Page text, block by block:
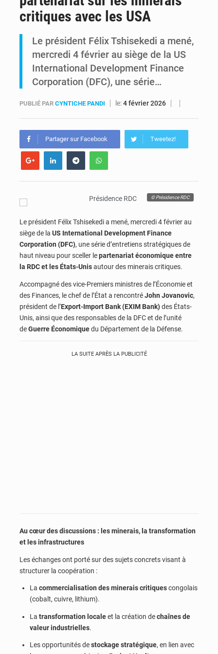
Ebola Bundibugyo : Tshisekedi mobilise le Gouvernement, l’OMS et Africa CDC pour renforcer la riposte
critiques avec les USA
Le président Félix Tshisekedi a mené,
mercredi 4 février au siège de la US
International Development Finance
Corporation (DFC), une série…
PUBLIÉ PAR CYNTICHE PANDI le:4 février 2026
Partager sur Facebook Tweetez!
© Présidence RDC
Le président Félix Tshisekedi a mené, mercredi 4 février au
siège de la US International Development Finance
Corporation (DFC), une série d’entretiens stratégiques de
haut niveau pour sceller lepartenariat économique entre
la RDC et les États-Unisautour des minerais critiques.
Accompagné des vice-Premiers ministres de l’Économie et
des Finances, le chef de l’État a rencontréJohn Jovanovic,
président de l’Export-Import Bank (EXIM Bank)des États-
Unis, ainsi que des responsables de la DFC et de l’unité
deGuerre Économiquedu Département de la Défense.
LA SUITE APRÈS LA PUBLICITÉ
Au cœur des discussions : les minerais, la transformation
et les infrastructures
Les échanges ont porté sur des sujets concrets visant à
structurer la coopération :
La commercialisation des minerais critiquescongolais
(cobalt, cuivre, lithium).
La transformation localeet la création dechaînes de
valeur industrielles.
Les opportunités destockage stratégique, en lien avec